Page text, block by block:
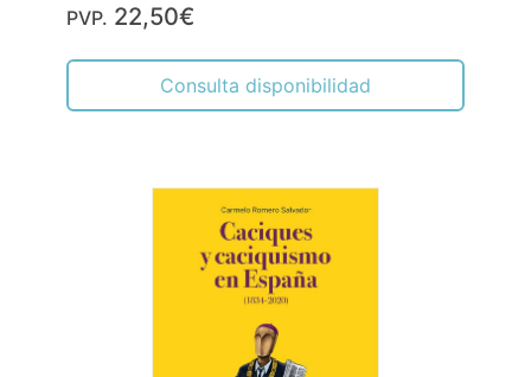
PVP. 22,50€
Consulta disponibilidad